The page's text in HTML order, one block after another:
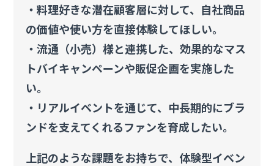
・料理好きな潜在顧客層に対して、自社商品
の価値や使い方を直接体験してほしい。
・流通（小売）様と連携した、効果的なマス
トバイキャンペーンや販促企画を実施した
い。
・リアルイベントを通じて、中長期的にブラ
ンドを支えてくれるファンを育成したい。
上記のような課題をお持ちで、体験型イベン